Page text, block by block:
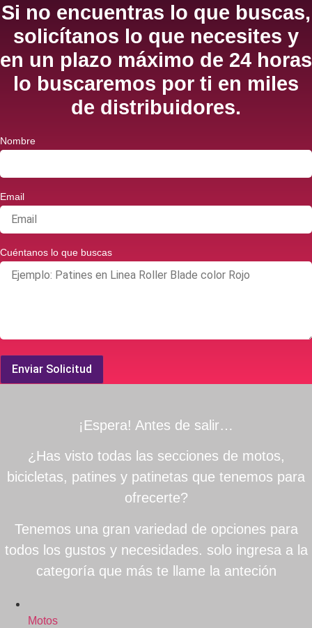
Si no encuentras lo que buscas,
solicítanos lo que necesites y
en un plazo máximo de 24 horas
lo buscaremos por ti en miles
de distribuidores.
Nombre
Email
Cuéntanos lo que buscas
Enviar Solicitud
¡Espera! Antes de salir…
¿Has visto todas las secciones de motos,
bicicletas, patines y patinetas que tenemos para
ofrecerte?
Tenemos una gran variedad de opciones para
todos los gustos y necesidades. solo ingresa a la
categoría que más te llame la anteción
Motos